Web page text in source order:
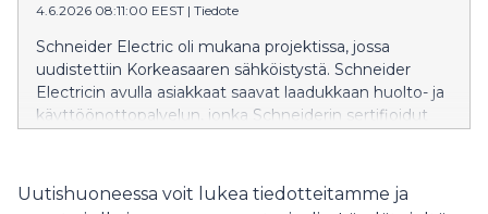
roolissa on ohjelmistokeskeinen automaatio ja
perustuvat ratkaisut.
4.6.2026 08:11:00 EEST | Tiedote
Schneider Electric oli mukana projektissa, jossa
uudistettiin Korkeasaaren sähköistystä. Schneider
Electricin avulla asiakkaat saavat laadukkaan huolto- ja
käyttöönottopalvelun, jonka Schneiderin sertifioidut
huoltojen ja ennakoivien toimenpiteiden suunnittelu
on helpompaa. Korkeasaaren eläintarha on merkittävä
Uutishuoneessa voit lukea tiedotteitamme ja